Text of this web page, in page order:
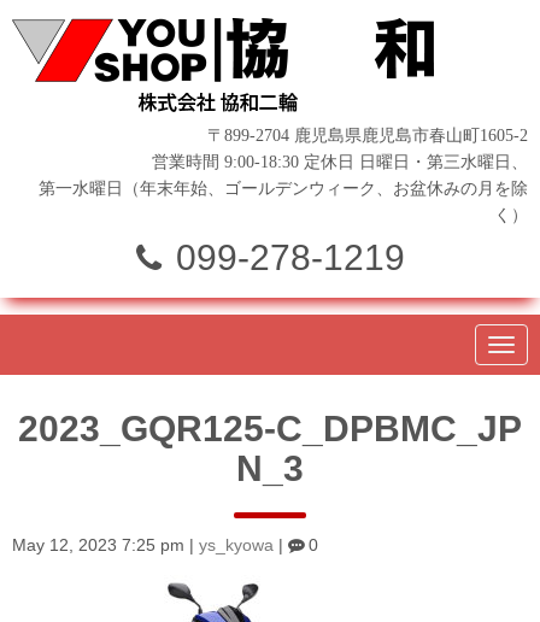
〒899-2704 鹿児島県鹿児島市春山町1605-2
営業時間 9:00-18:30 定休日 日曜日・第三水曜日、
第一水曜日（年末年始、ゴールデンウィーク、お盆休みの月を除
く）
099-278-1219
N
a
g
a
2023_GQR125-C_DPBMC_JP
N_3
May 12, 2023 7:25 pm ys_kyowa 0